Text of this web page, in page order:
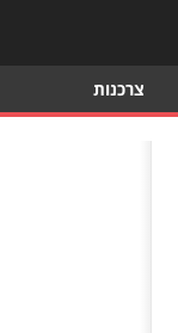
צרכנות